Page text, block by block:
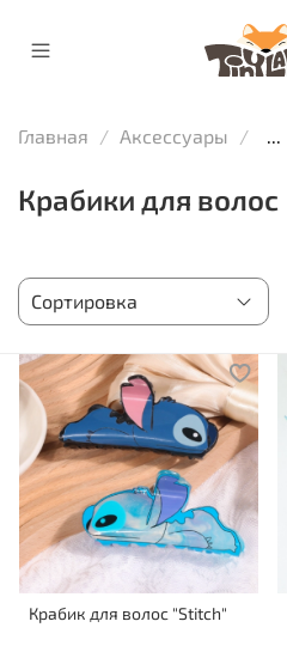
Главная Аксессуары
Крабики для волос
Крабик для волос "Stitch"